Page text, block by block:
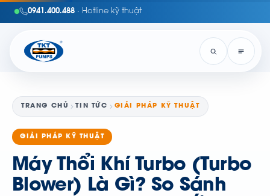
0941.400.488 · Hotline kỹ thuật
TRANG CHỦ TIN TỨC GIẢI PHÁP KỸ THUẬT
GIẢI PHÁP KỸ THUẬT
Máy Thổi Khí Turbo (Turbo
Blower) Là Gì? So Sánh